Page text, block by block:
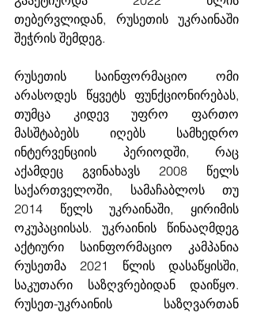
თებერვლიდან, რუსეთის უკრაინაში
შეჭრის შემდეგ.
რუსეთის საინფორმაციო ომი
არასოდეს წყვეტს ფუნქციონირებას,
თუმცა კიდევ უფრო ფართო
მასშტაბებს იღებს სამხედრო
ინტერვენციის პერიოდში, რაც
აქამდეც გვინახავს 2008 წელს
საქართველოში, სამაჩაბლოს თუ
2014 წელს უკრაინაში, ყირიმის
ოკუპაციისას. უკრაინის წინააღმდეგ
აქტიური საინფორმაციო კამპანია
რუსეთმა 2021 წლის დასაწყისში,
საკუთარი საზღვრებიდან დაიწყო.
რუსეთ-უკრაინის საზღვართან